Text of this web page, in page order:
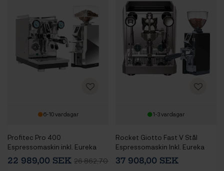
6-10 vardagar
Profitec Pro 400
Espressomaskin inkl. Eureka
Mignon Libra 55 Chrome
Espressokvarn
22 989,00 SEK 26 862,70 SEK
1-3 vardagar
Rocket Giotto Fast V Stål
Espressomaskin Inkl. Eureka
Mignon Libra 65 Krom/Matt
Svart Espressokvarn
37 908,00 SEK